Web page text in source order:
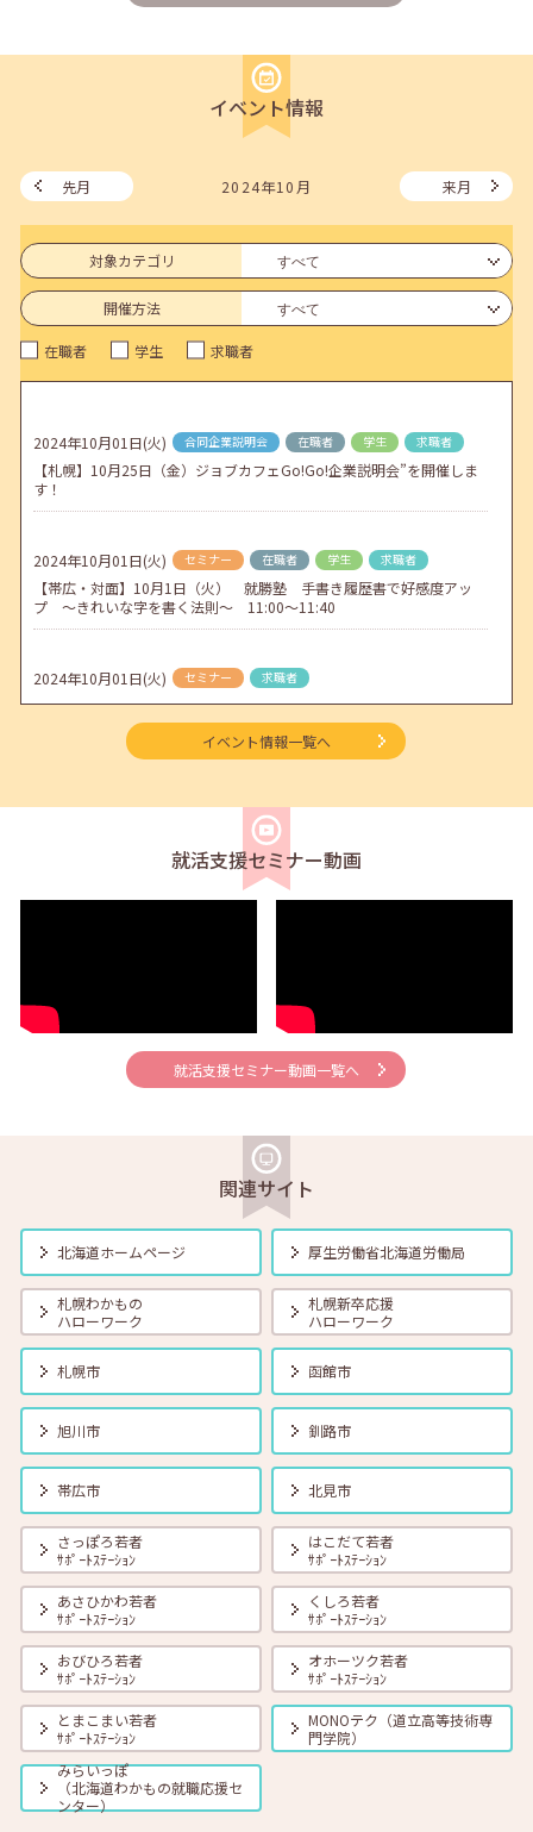
企業様向けセミナー「現場を巻き込む！人事のための『越境人材育
jobcafeからのお知らせ
7月のセミナー情報を公開いたしました。
メールカウンセリング、就職決定報告フォーム復旧いたしました。
2026年05月25日(月) jobcafeからのお知らせ
6月のセミナー情報を公開いたしました。
2026年05月01日(金) jobcafeからのお知らせ
連休前後（ゴールデンウィーク）のメールキャリア・アドバイス対応
についてのお知らせ
2026年04月02日(木) jobcafeからのお知らせ
ゴールデンウィーク期間中のご利用について
イベント情報
先月 2024年10月 来月
対象カテゴリ
開催方法
在職者 学生 求職者
2024年10月01日(火) 合同企業説明会 在職者 学生 求職者
【札幌】10月25日（金）ジョブカフェGo!Go!企業説明会”を開催しま
す！
2024年10月01日(火) セミナー 在職者 学生 求職者
【帯広・対面】10月1日（火） 就勝塾 手書き履歴書で好感度アッ
プ ～きれいな字を書く法則～ 11:00～11:40
2024年10月01日(火) セミナー 求職者
【帯広：対面】10月2日（水）就職相談会・就活セミナー
【帯広：対面】10月3日（木）企業交流会・説明会
セミナー 在職者 学生
【旭川・対面】10月7日（月）就勝塾 パソコンで職務経歴書作成 か
【函館・対面】10月9日（水）就勝塾 ビジネスコミュニケーション
「報・連・相」13:30～14:30
【北見・対面】10月9日（水）就勝塾 職業興味検査 14:00～15:00
在職者
【札幌・対面】10月11日（金）面接力UP！本番で役立つ面接練習
11:00～11:45
2024年10月01日(火) 学生 求職者
【札幌・対面】10月15日（火）ゼロからはじめる対面型「Zoom講
座」15:00～16:00
学生
【札幌・オンライン】10月16日（水）就職活動のススメ方 14:00～
14:30
2024年10月01日(火) 学生 求職者
【釧路・対面】10月17日（木）就勝塾 面接での伝え方・話し方
13:30~15:00
2024年10月01日(火) 在職者 学生 求職者
【札幌・対面】10月18日（金）面接力UP！本番で役立つ面接練習
11:00～11:45
2024年10月01日(火) セミナー
イベント情報一覧へ
就活支援セミナー動画
就活支援セミナー動画一覧へ
関連サイト
北海道ホームページ 厚生労働省北海道労働局
札幌わかもの
ハローワーク
札幌新卒応援
ハローワーク
札幌市 函館市
旭川市 釧路市
帯広市 北見市
さっぽろ若者
ｻﾎﾟｰﾄｽﾃｰｼｮﾝ
はこだて若者
ｻﾎﾟｰﾄｽﾃｰｼｮﾝ
あさひかわ若者
ｻﾎﾟｰﾄｽﾃｰｼｮﾝ
くしろ若者
ｻﾎﾟｰﾄｽﾃｰｼｮﾝ
おびひろ若者
ｻﾎﾟｰﾄｽﾃｰｼｮﾝ
オホーツク若者
ｻﾎﾟｰﾄｽﾃｰｼｮﾝ
とまこまい若者
ｻﾎﾟｰﾄｽﾃｰｼｮﾝ
MONOテク（道立高等技術専
門学院）
みらいっぽ
（北海道わかもの就職応援セ
ンター）